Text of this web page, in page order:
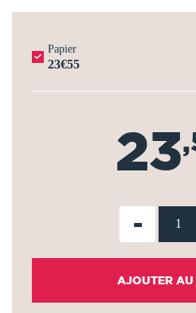
Papier
23€55
23
-
AJOUTER AU